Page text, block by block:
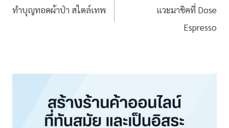
ทำบุญทอดผ้าป่า สไตล์เทพ
แวะมาชิคที่ Dose
Espresso